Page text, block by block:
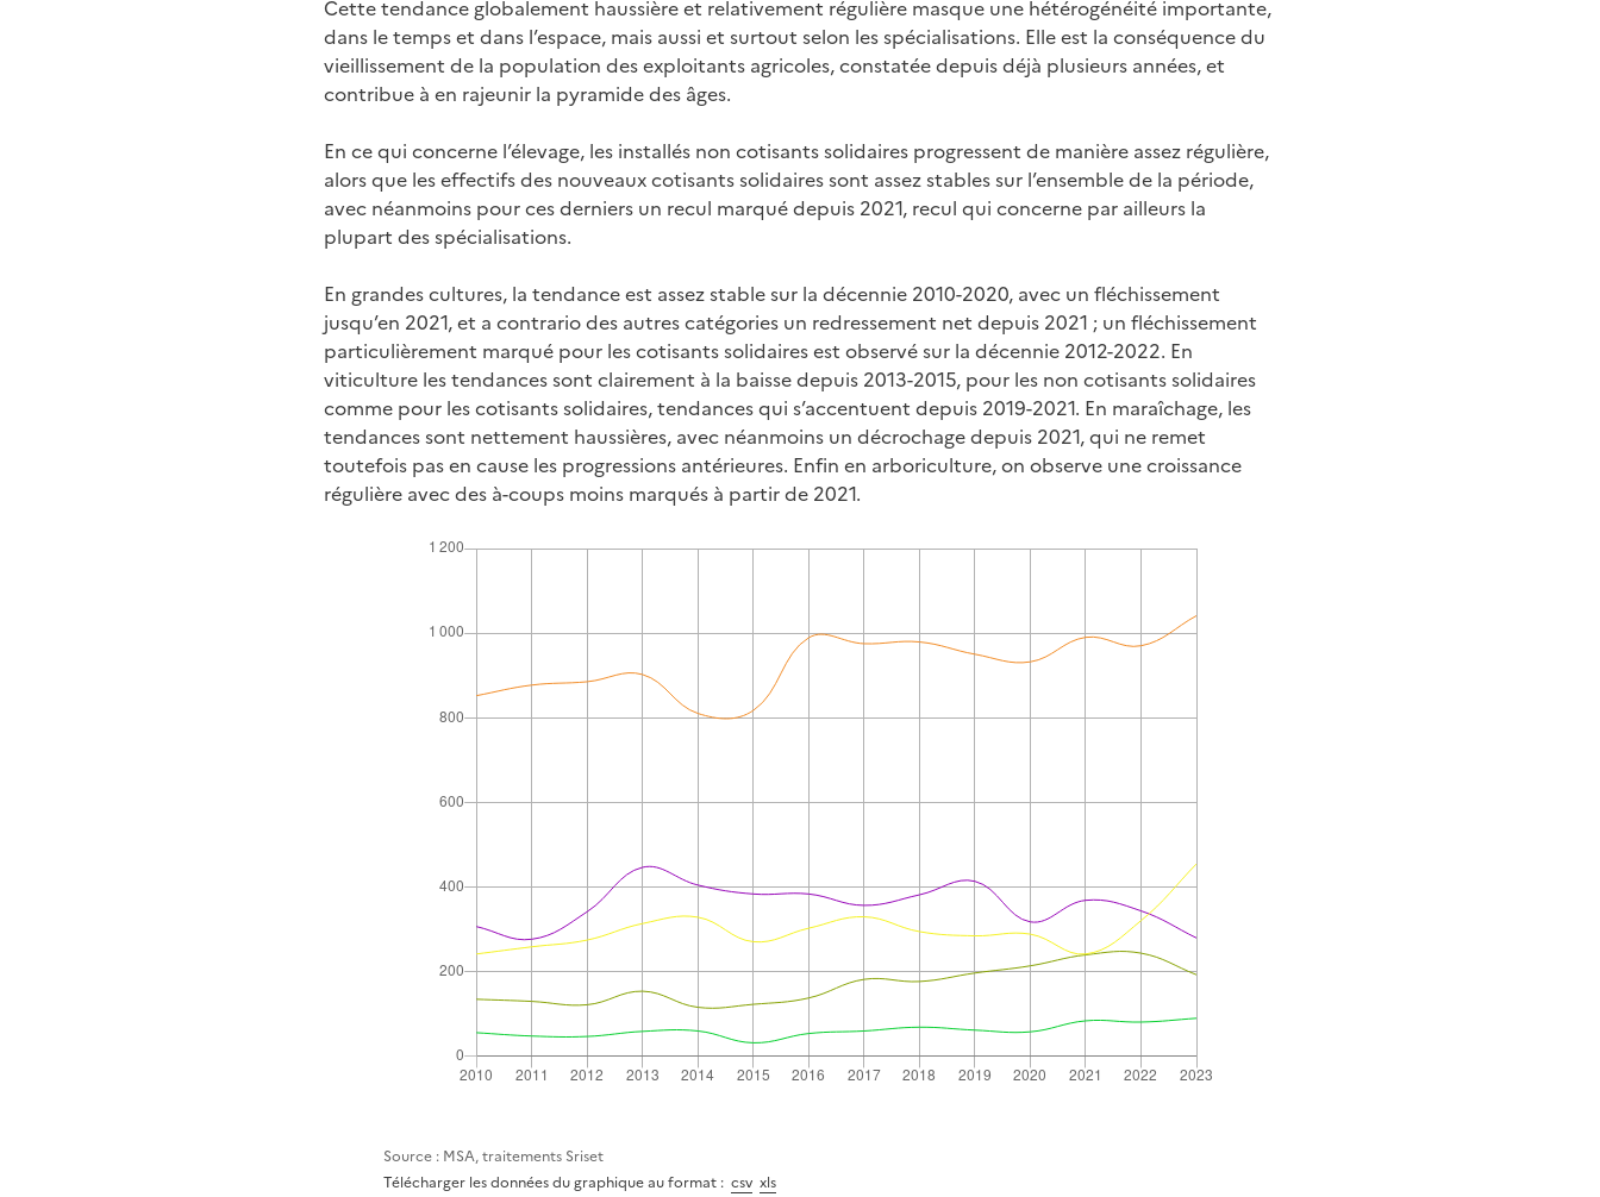
Cette tendance globalement haussière et relativement régulière masque une hétérogénéité importante,
dans le temps et dans l’espace, mais aussi et surtout selon les spécialisations. Elle est la conséquence du
vieillissement de la population des exploitants agricoles, constatée depuis déjà plusieurs années, et
contribue à en rajeunir la pyramide des âges.
En ce qui concerne l’élevage, les installés non cotisants solidaires progressent de manière assez régulière,
alors que les effectifs des nouveaux cotisants solidaires sont assez stables sur l’ensemble de la période,
avec néanmoins pour ces derniers un recul marqué depuis 2021, recul qui concerne par ailleurs la
plupart des spécialisations.
En grandes cultures, la tendance est assez stable sur la décennie 2010-2020, avec un fléchissement
jusqu’en 2021, et a contrario des autres catégories un redressement net depuis 2021 ; un fléchissement
particulièrement marqué pour les cotisants solidaires est observé sur la décennie 2012-2022. En
viticulture les tendances sont clairement à la baisse depuis 2013-2015, pour les non cotisants solidaires
comme pour les cotisants solidaires, tendances qui s’accentuent depuis 2019-2021. En maraîchage, les
tendances sont nettement haussières, avec néanmoins un décrochage depuis 2021, qui ne remet
toutefois pas en cause les progressions antérieures. Enfin en arboriculture, on observe une croissance
régulière avec des à-coups moins marqués à partir de 2021.
Source : MSA, traitements Sriset
Télécharger les données du graphique au format : csv xls